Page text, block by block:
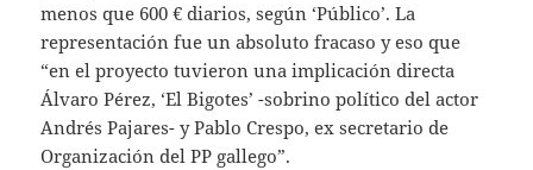
menos que 600 € diarios, según ‘Público’. La
representación fue un absoluto fracaso y eso que
“en el proyecto tuvieron una implicación directa
Álvaro Pérez, ‘El Bigotes’ -sobrino político del actor
Andrés Pajares- y Pablo Crespo, ex secretario de
Organización del PP gallego”.